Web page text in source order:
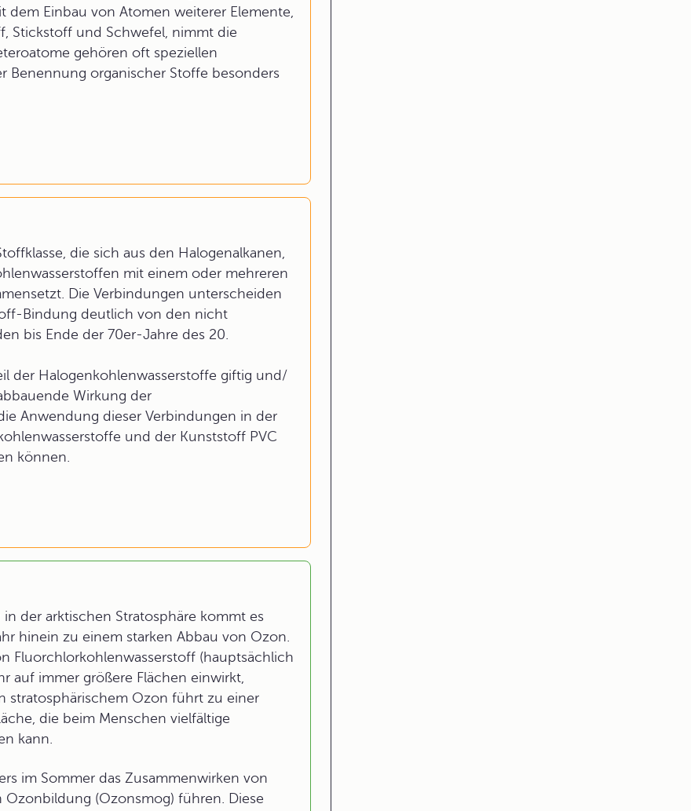
dem Einbau von Atomen weiterer Elemente,
Stickstoff und Schwefel, nimmt die
gehören oft speziellen
organischer Stoffe besonders
die sich aus den Halogenalkanen,
mit einem oder mehreren
Die Verbindungen unterscheiden
Bindung deutlich von den nicht
bis Ende der 70er-Jahre des 20.
der Halogenkohlenwasserstoffe giftig und/
Wirkung der
Anwendung dieser Verbindungen in der
und der Kunststoff PVC
können.
der arktischen Stratosphäre kommt es
hinein zu einem starken Abbau von Ozon.
Fluorchlorkohlenwasserstoff (hauptsächlich
auf immer größere Flächen einwirkt,
stratosphärischem Ozon führt zu einer
die beim Menschen vielfältige
kann.
im Sommer das Zusammenwirken von
(Ozonsmog) führen. Diese